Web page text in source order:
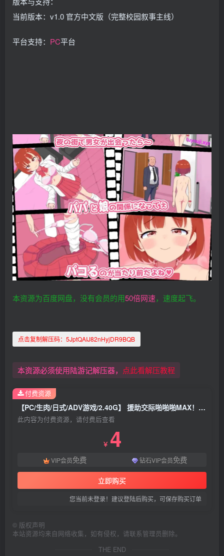
当前版本：v1.0 官方中文版（完整校园叙事主线）
平台支持： PC平台
本资源为百度网盘，没有会员的用50倍网速，速度起飞。
点击复制解压码： 5JptQAIJ82nHyjDR9BQB
本资源必须使用陆游记解压器， 点此看解压教程
【PC/生肉/日式/ADV游戏/2.40G】 援助交际啪啪啪MAX！！ （パパ活パコりMAX!!） 生肉版+日式ADV游戏+2.40G
此内容为付费资源，请付费后查看
￥ 4
VIP会员免费 钻石VIP会员免费
立即购买
您当前未登录！建议登陆后购买，可保存购买订单
付费资源
© 版权声明
本站资源均来自网络收集，如有侵权，请联系管理员删除。
THE END